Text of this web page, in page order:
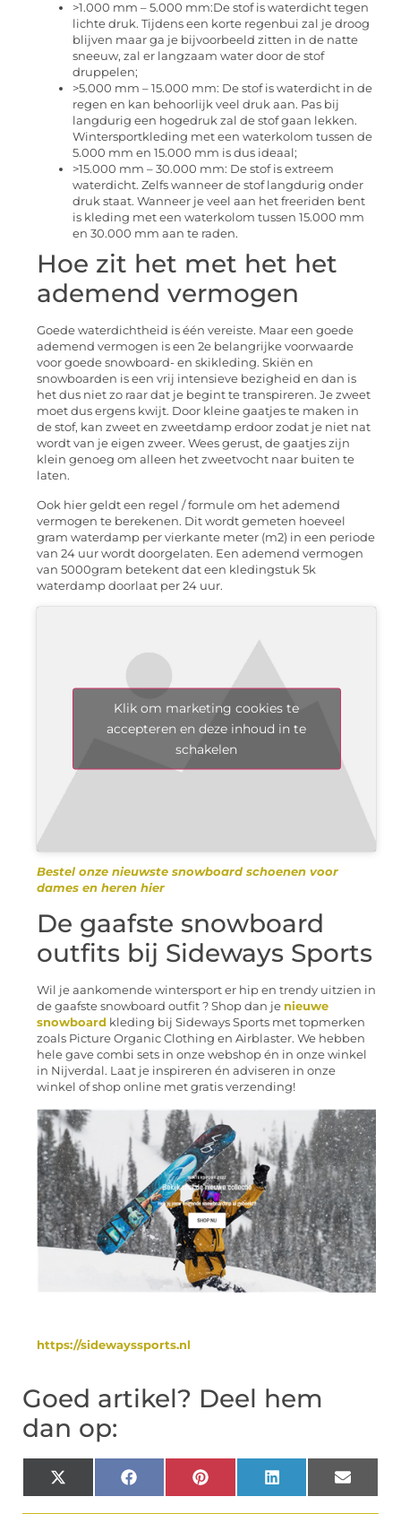
>1.000 mm – 5.000 mm:De stof is waterdicht tegen
lichte druk. Tijdens een korte regenbui zal je droog
blijven maar ga je bijvoorbeeld zitten in de natte
sneeuw, zal er langzaam water door de stof
druppelen;
>5.000 mm – 15.000 mm: De stof is waterdicht in de
regen en kan behoorlijk veel druk aan. Pas bij
langdurig een hogedruk zal de stof gaan lekken.
Wintersportkleding met een waterkolom tussen de
5.000 mm en 15.000 mm is dus ideaal;
>15.000 mm – 30.000 mm: De stof is extreem
waterdicht. Zelfs wanneer de stof langdurig onder
druk staat. Wanneer je veel aan het freeriden bent
is kleding met een waterkolom tussen 15.000 mm
en 30.000 mm aan te raden.
Hoe zit het met het het
ademend vermogen
Goede waterdichtheid is één vereiste. Maar een goede
ademend vermogen is een 2e belangrijke voorwaarde
voor goede snowboard- en skikleding. Skiën en
snowboarden is een vrij intensieve bezigheid en dan is
het dus niet zo raar dat je begint te transpireren. Je zweet
moet dus ergens kwijt. Door kleine gaatjes te maken in
de stof, kan zweet en zweetdamp erdoor zodat je niet nat
wordt van je eigen zweer. Wees gerust, de gaatjes zijn
klein genoeg om alleen het zweetvocht naar buiten te
laten.
Ook hier geldt een regel / formule om het ademend
vermogen te berekenen. Dit wordt gemeten hoeveel
gram waterdamp per vierkante meter (m2) in een periode
van 24 uur wordt doorgelaten. Een ademend vermogen
van 5000gram betekent dat een kledingstuk 5k
waterdamp doorlaat per 24 uur.
Klik om marketing cookies te
accepteren en deze inhoud in te
schakelen
Bestel onze nieuwste snowboard schoenen voor
dames en heren hier
De gaafste snowboard
outfits bij Sideways Sports
Wil je aankomende wintersport er hip en trendy uitzien in
de gaafste snowboard outfit ? Shop dan je nieuwe
snowboard kleding bij Sideways Sports met topmerken
zoals Picture Organic Clothing en Airblaster. We hebben
hele gave combi sets in onze webshop én in onze winkel
in Nijverdal. Laat je inspireren én adviseren in onze
winkel of shop online met gratis verzending!
https://sidewayssports.nl
Goed artikel? Deel hem
dan op:
X
(Twitter)
Facebook Pinterest LinkedIn Email